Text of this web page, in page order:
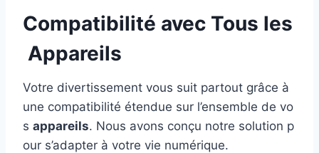
Compatibilité avec Tous les
Appareils
Votre divertissement vous suit partout grâce à
une compatibilité étendue sur l’ensemble de vo
s appareils. Nous avons conçu notre solution p
our s’adapter à votre vie numérique.